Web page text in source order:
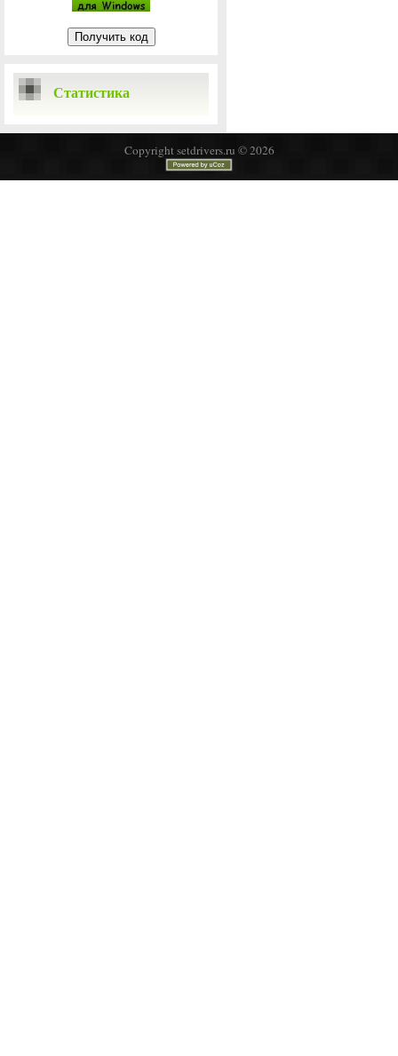
Статистика
Copyright setdrivers.ru © 2026